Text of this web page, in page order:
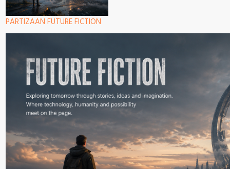
PARTIZAAN FUTURE FICTION